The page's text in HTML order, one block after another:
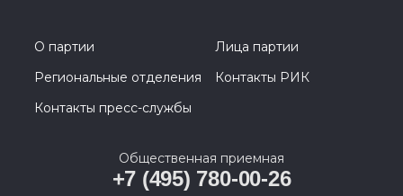
О партии
Лица партии
Региональные отделения
Контакты РИК
Контакты пресс-службы
Общественная приемная
+7 (495) 780-00-26